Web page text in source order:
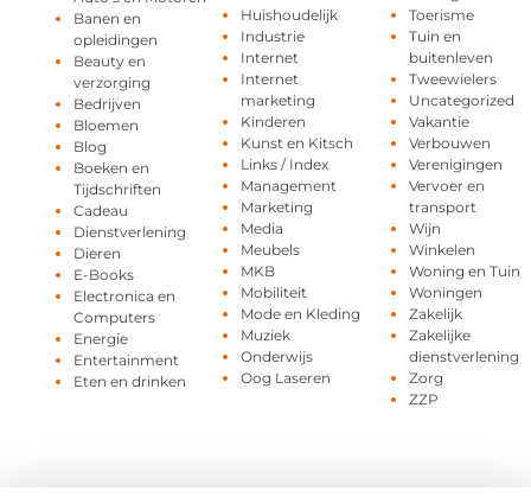
Banen en
opleidingen
Beauty en
verzorging
Bedrijven
Bloemen
Blog
Boeken en
Tijdschriften
Cadeau
Dienstverlening
Dieren
E-Books
Electronica en
Computers
Energie
Entertainment
Eten en drinken
Huishoudelijk
Industrie
Internet
Internet
marketing
Kinderen
Kunst en Kitsch
Links / Index
Management
Marketing
Media
Meubels
MKB
Mobiliteit
Mode en Kleding
Muziek
Onderwijs
Oog Laseren
Toerisme
Tuin en
buitenleven
Tweewielers
Uncategorized
Vakantie
Verbouwen
Verenigingen
Vervoer en
transport
Wijn
Winkelen
Woning en Tuin
Woningen
Zakelijk
Zakelijke
dienstverlening
Zorg
ZZP